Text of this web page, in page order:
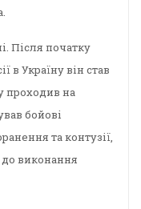
Після початку
в Україну він став
проходив на
бойові
та контузії,
виконання